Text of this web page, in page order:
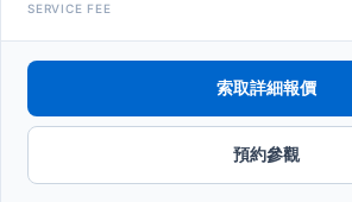
SERVICE FEE
索取詳細報價
預約參觀